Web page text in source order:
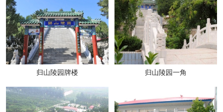
归山陵园牌楼 归山陵园一角